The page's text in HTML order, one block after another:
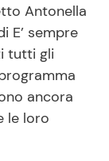
Antonella
E’ sempre
tutti gli
ancora
le loro